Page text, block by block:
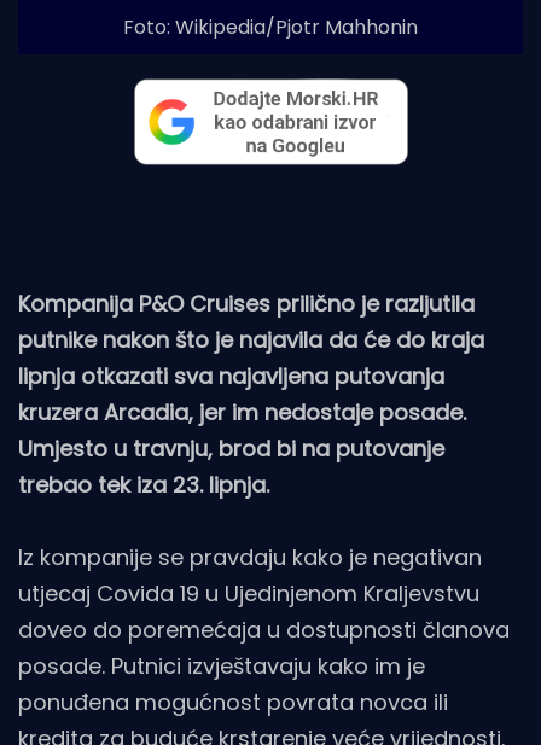
Foto: Wikipedia/Pjotr Mahhonin
Kompanija P&O Cruises prilično je razljutila
putnike nakon što je najavila da će do kraja
lipnja otkazati sva najavljena putovanja
kruzera Arcadia, jer im nedostaje posade.
Umjesto u travnju, brod bi na putovanje
trebao tek iza 23. lipnja.
Iz kompanije se pravdaju kako je negativan
utjecaj Covida 19 u Ujedinjenom Kraljevstvu
doveo do poremećaja u dostupnosti članova
posade. Putnici izvještavaju kako im je
ponuđena mogućnost povrata novca ili
kredita za buduće krstarenje veće vrijednosti.